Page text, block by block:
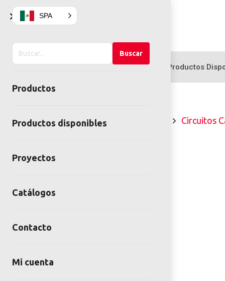
Productos Productos
Inicio Gimnasios al aire libre Circuitos
×
Buscar
en
Buscar
Productos
Productos disponibles
Proyectos
Catálogos
Contacto
Mi cuenta
SPA